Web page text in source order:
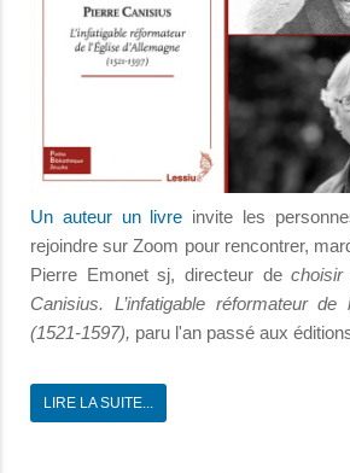
Un auteur un livre invite les
rejoindre sur Zoom pour rencontrer,
Pierre Emonet sj, directeur dechoisir
Canisius. L’infatigable réformateur de
(1521-1597), paru l'an passé aux
LIRE LA SUITE...